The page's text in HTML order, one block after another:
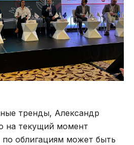
тренды, Александр
на текущий момент
по облигациям может быть